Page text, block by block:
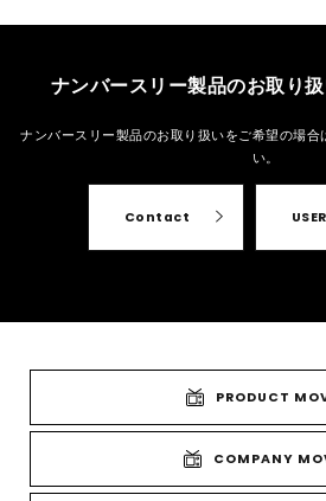
ナンバースリー製品のお取り
ナンバースリー製品のお取り扱いをご希望の場合
い。
Contact
PRODUCT
COMPANY